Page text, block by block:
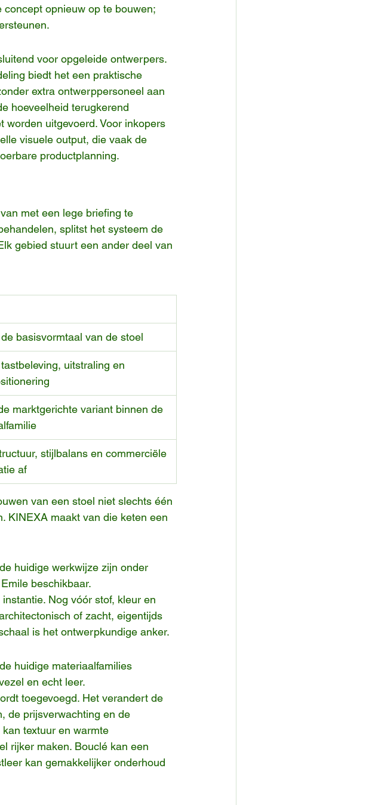
opnieuw op te bouwen;
voor opgeleide ontwerpers.
biedt het een praktische
extra ontwerppersoneel aan
hoeveelheid terugkerend
uitgevoerd. Voor inkopers
visuele output, die vaak de
productplanning.
met een lege briefing te
splitst het systeem de
gebied stuurt een ander deel van
basisvormtaal van de stoel
uitstraling en
marktgerichte variant binnen de
stijlbalans en commerciële
af
van een stoel niet slechts één
KINEXA maakt van die keten een
huidige werkwijze zijn onder
beschikbaar.
Nog vóór stof, kleur en
of zacht, eigentijds
is het ontwerpkundige anker.
huidige materiaalfamilies
en echt leer.
toegevoegd. Het verandert de
de prijsverwachting en de
textuur en warmte
rijker maken. Bouclé kan een
kan gemakkelijker onderhoud